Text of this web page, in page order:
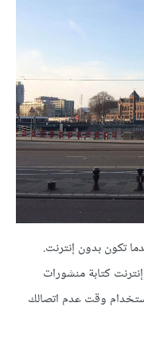
تكون بدون إنترنت.
كتابة منشورات
وقت عدم اتصالك